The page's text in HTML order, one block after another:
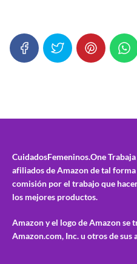
CuidadosFemeninos.One
afiliados de Amazon de tal
comisión por el trabajo que
los mejores productos.
Amazon y el logo de Amazon se
Amazon.com, Inc. u otros de sus